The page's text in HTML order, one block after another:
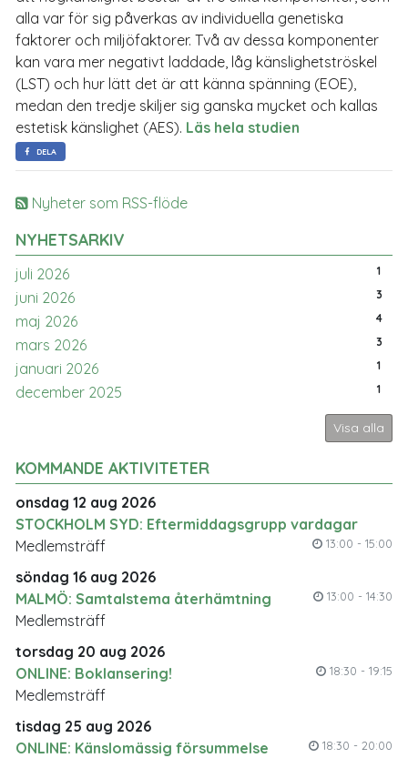
Nyheter som RSS-flöde
NYHETSARKIV
juli 2026 1
juni 2026 3
maj 2026 4
mars 2026 3
januari 2026 1
december 2025 1
Visa alla
KOMMANDE AKTIVITETER
onsdag 12 aug 2026
STOCKHOLM SYD: Eftermiddagsgrupp vardagar
13:00 - 15:00
Medlemsträff
söndag 16 aug 2026
MALMÖ: Samtalstema återhämtning
13:00 - 14:30
Medlemsträff
torsdag 20 aug 2026
ONLINE: Boklansering!
18:30 - 19:15
Medlemsträff
tisdag 25 aug 2026
ONLINE: Känslomässig försummelse
18:30 - 20:00
alla var för sig påverkas av individuella genetiska
faktorer och miljöfaktorer. Två av dessa komponenter
kan vara mer negativt laddade, låg känslighetströskel
(LST) och hur lätt det är att känna spänning (EOE),
medan den tredje skiljer sig ganska mycket och kallas
estetisk känslighet (AES). Läs hela studien
DELA